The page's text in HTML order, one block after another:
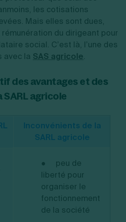
les cotisations
Mais elles sont dues,
rémunération du dirigeant pour
social. C’est là, l’une des
avec la SAS agricole.
des avantages et des
agricole
Inconvénients de la
SARL agricole
● peu de
liberté pour
organiser le
fonctionnement
de la société